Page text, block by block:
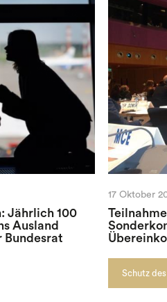
Jährlich 100
Ausland
17 Oktober
Schutz